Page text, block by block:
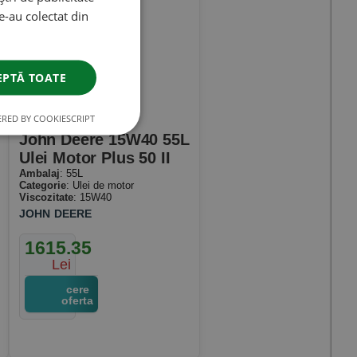
John Deere 15W40 55L
Ulei Motor Plus 50 II
Ambalaj: 55L
Categorie: Ulei de motor
Viscozitate: 15W40
JOHN DEERE
1615.35
Lei
cere
oferta
au colectat din
TOATE
BY COOKIESCRIPT